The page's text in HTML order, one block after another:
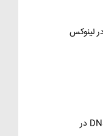
آموزش کامل نصب و راه‌اندازی DNS Server در